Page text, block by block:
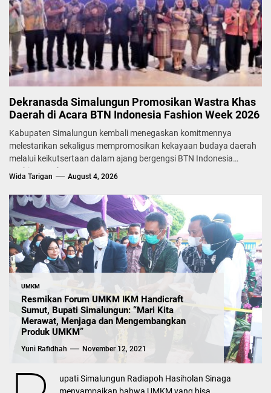
Dekranasda Simalungun Promosikan Wastra Khas
Daerah di Acara BTN Indonesia Fashion Week 2026
Kabupaten Simalungun kembali menegaskan komitmennya
melestarikan sekaligus mempromosikan kekayaan budaya daerah
melalui keikutsertaan dalam ajang bergengsi BTN Indonesia
Fashion Week...
Wida Tarigan August 4, 2026
UMKM
Resmikan Forum UMKM IKM Handicraft
Sumut, Bupati Simalungun: “Mari Kita
Merawat, Menjaga dan Mengembangkan
Produk UMKM”
Yuni Rafidhah November 12, 2021
upati Simalungun Radiapoh Hasiholan Sinaga
menyampaikan bahwa UMKM yang bisa